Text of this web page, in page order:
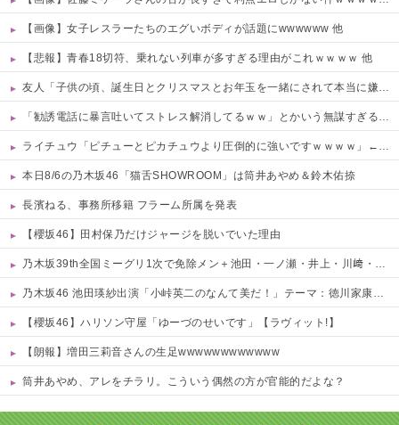
【画像】女子レスラーたちのエグいボディが話題にwwwwww 他
【悲報】青春18切符、乗れない列車が多すぎる理由がこれｗｗｗｗ 他
友人「子供の頃、誕生日とクリスマスとお年玉を一緒にされて本当に嫌だった！」と毎年愚痴ってたのに……結婚式と入籍を誕生日と同じ日に決定！←いや、毎年の愚痴は何だったんだよ！？
「勧誘電話に暴言吐いてストレス解消してるｗｗ」とかいう無謀すぎる同僚！住所や個人情報を握られてる恐怖すら理解できない頭の弱さに絶句
ライチュウ「ピチューとピカチュウより圧倒的に強いですｗｗｗｗ」←こいつが不人気な理由
本日8/6の乃木坂46「猫舌SHOWROOM」は筒井あやめ＆鈴木佑捺
長濱ねる、事務所移籍 フラーム所属を発表
【櫻坂46】田村保乃だけジャージを脱いでいた理由
乃木坂39th全国ミーグリ1次で免除メン＋池田・一ノ瀬・井上・川﨑・菅原・中西が全完売
乃木坂46 池田瑛紗出演「小峠英二のなんて美だ！」テーマ：徳川家康【2025.8.5 24:00〜 TOKYO MX】
【櫻坂46】ハリソン守屋「ゆーづのせいです」【ラヴィット!】
【朗報】増田三莉音さんの生足wwwwwwwwwwww
筒井あやめ、アレをチラリ。こういう偶然の方が官能的だよな？